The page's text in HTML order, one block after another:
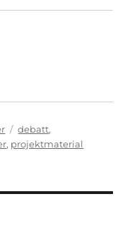
Etiketter
debatt,
, projektmaterial